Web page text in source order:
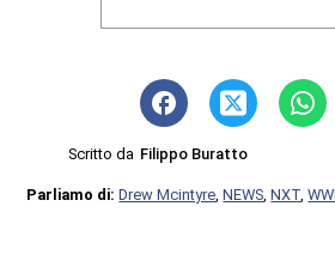
Scritto da Filippo Buratto
Parliamo di:Drew Mcintyre,NEWS,NXT,